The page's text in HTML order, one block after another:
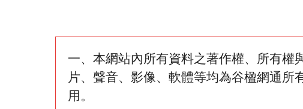
一、本網站內所有資料之著作權、所有權
片、聲音、影像、軟體等均為谷楹網通所
用。